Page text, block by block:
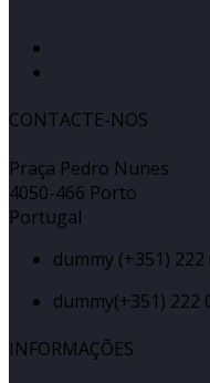
CONTACTE-NOS
Praça Pedro Nunes
4050-466 Porto
Portugal
dummy (+351) 222
dummy(+351) 222
INFORMAÇÕES